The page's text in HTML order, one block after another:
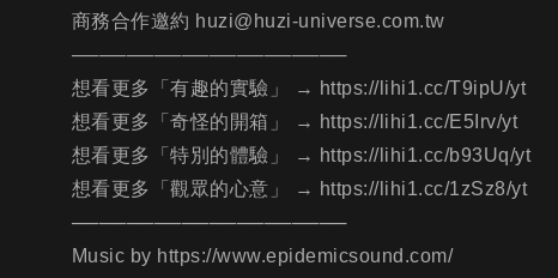
商務合作邀約 huzi@huzi-universe.com.tw
────────────────────
想看更多「有趣的實驗」 → https://lihi1.cc/T9ipU/yt
想看更多「奇怪的開箱」 → https://lihi1.cc/E5Irv/yt
想看更多「特別的體驗」 → https://lihi1.cc/b93Uq/yt
想看更多「觀眾的心意」 → https://lihi1.cc/1zSz8/yt
────────────────────
Music by https://www.epidemicsound.com/